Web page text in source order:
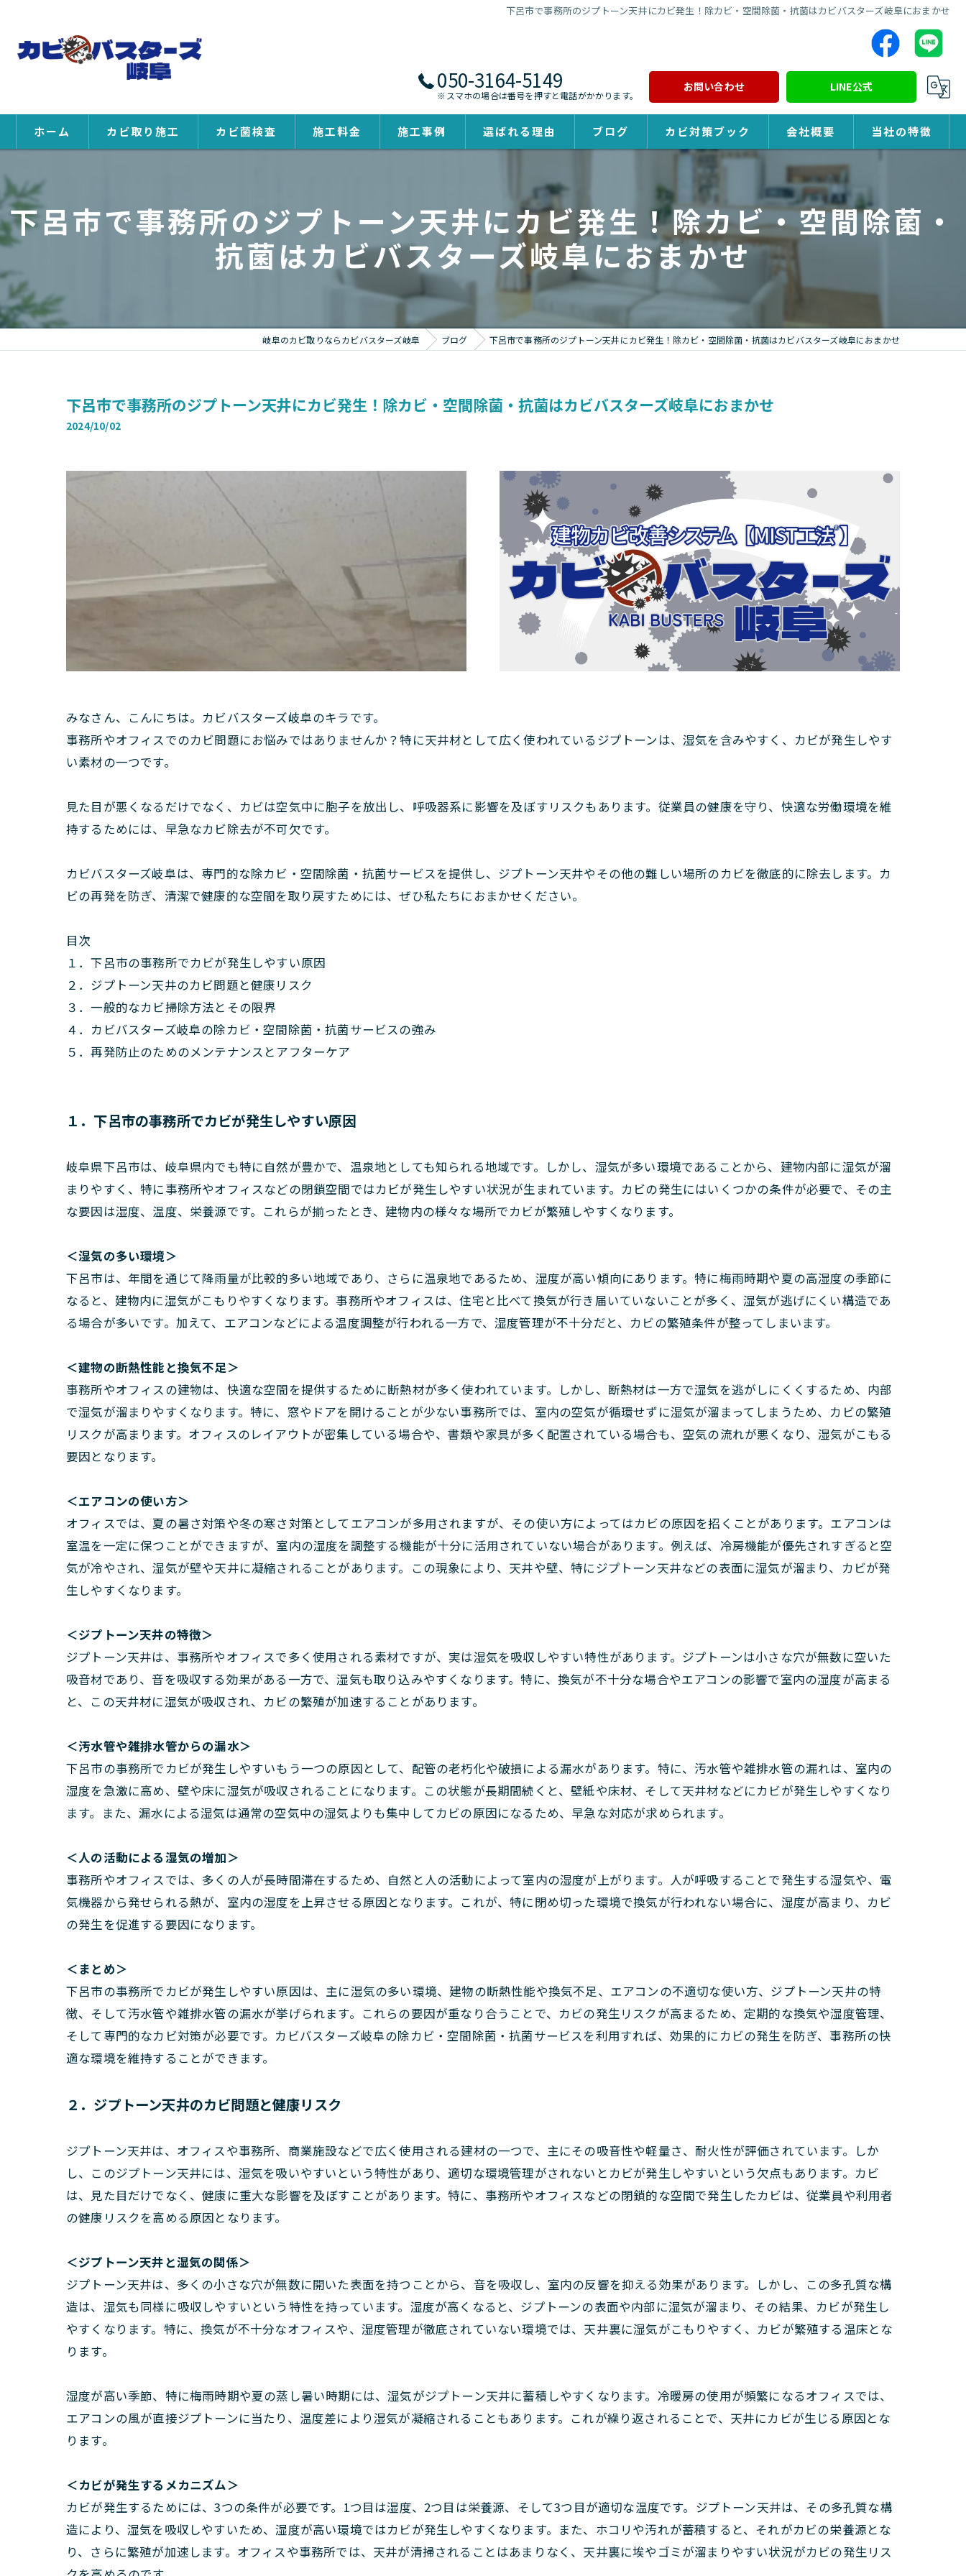
下呂市で事務所のジプトーン天井にカビ発生！除カビ・空間除菌・抗菌はカビバスターズ岐阜におまかせ
050-3164-5149
※スマホの場合は番号を押すと電話がかかります。
お問い合わせ LINE公式
ホーム カビ取り施工 カビ菌検査 施工料金 施工事例 選ばれる理由 ブログ カビ対策ブック 会社概要 当社の特徴
除カビ
下呂市で事務所のジプトーン天井にカビ発生！除カビ・空間除菌・
抗菌はカビバスターズ岐阜におまかせ
岐阜のカビ取りならカビバスターズ岐阜 ブログ 下呂市で事務所のジプトーン天井にカビ発生！除カビ・空間除菌・抗菌はカビバスターズ岐阜におまかせ
下呂市で事務所のジプトーン天井にカビ発生！除カビ・空間除菌・抗菌はカビバスターズ岐阜におまかせ
2024/10/02
みなさん、こんにちは。カビバスターズ岐阜のキラです。
事務所やオフィスでのカビ問題にお悩みではありませんか？特に天井材として広く使われているジプトーンは、湿気を含みやすく、カビが発生しやす
い素材の一つです。
見た目が悪くなるだけでなく、カビは空気中に胞子を放出し、呼吸器系に影響を及ぼすリスクもあります。従業員の健康を守り、快適な労働環境を維
持するためには、早急なカビ除去が不可欠です。
カビバスターズ岐阜は、専門的な除カビ・空間除菌・抗菌サービスを提供し、ジプトーン天井やその他の難しい場所のカビを徹底的に除去します。カ
ビの再発を防ぎ、清潔で健康的な空間を取り戻すためには、ぜひ私たちにおまかせください。
目次
１．下呂市の事務所でカビが発生しやすい原因
２．ジプトーン天井のカビ問題と健康リスク
３．一般的なカビ掃除方法とその限界
４．カビバスターズ岐阜の除カビ・空間除菌・抗菌サービスの強み
５．再発防止のためのメンテナンスとアフターケア
１．下呂市の事務所でカビが発生しやすい原因
岐阜県下呂市は、岐阜県内でも特に自然が豊かで、温泉地としても知られる地域です。しかし、湿気が多い環境であることから、建物内部に湿気が溜
まりやすく、特に事務所やオフィスなどの閉鎖空間ではカビが発生しやすい状況が生まれています。カビの発生にはいくつかの条件が必要で、その主
な要因は湿度、温度、栄養源です。これらが揃ったとき、建物内の様々な場所でカビが繁殖しやすくなります。
＜湿気の多い環境＞
下呂市は、年間を通じて降雨量が比較的多い地域であり、さらに温泉地であるため、湿度が高い傾向にあります。特に梅雨時期や夏の高湿度の季節に
なると、建物内に湿気がこもりやすくなります。事務所やオフィスは、住宅と比べて換気が行き届いていないことが多く、湿気が逃げにくい構造であ
る場合が多いです。加えて、エアコンなどによる温度調整が行われる一方で、湿度管理が不十分だと、カビの繁殖条件が整ってしまいます。
＜建物の断熱性能と換気不足＞
事務所やオフィスの建物は、快適な空間を提供するために断熱材が多く使われています。しかし、断熱材は一方で湿気を逃がしにくくするため、内部
で湿気が溜まりやすくなります。特に、窓やドアを開けることが少ない事務所では、室内の空気が循環せずに湿気が溜まってしまうため、カビの繁殖
リスクが高まります。オフィスのレイアウトが密集している場合や、書類や家具が多く配置されている場合も、空気の流れが悪くなり、湿気がこもる
要因となります。
＜エアコンの使い方＞
オフィスでは、夏の暑さ対策や冬の寒さ対策としてエアコンが多用されますが、その使い方によってはカビの原因を招くことがあります。エアコンは
室温を一定に保つことができますが、室内の湿度を調整する機能が十分に活用されていない場合があります。例えば、冷房機能が優先されすぎると空
気が冷やされ、湿気が壁や天井に凝縮されることがあります。この現象により、天井や壁、特にジプトーン天井などの表面に湿気が溜まり、カビが発
生しやすくなります。
＜ジプトーン天井の特徴＞
ジプトーン天井は、事務所やオフィスで多く使用される素材ですが、実は湿気を吸収しやすい特性があります。ジプトーンは小さな穴が無数に空いた
吸音材であり、音を吸収する効果がある一方で、湿気も取り込みやすくなります。特に、換気が不十分な場合やエアコンの影響で室内の湿度が高まる
と、この天井材に湿気が吸収され、カビの繁殖が加速することがあります。
＜汚水管や雑排水管からの漏水＞
下呂市の事務所でカビが発生しやすいもう一つの原因として、配管の老朽化や破損による漏水があります。特に、汚水管や雑排水管の漏れは、室内の
湿度を急激に高め、壁や床に湿気が吸収されることになります。この状態が長期間続くと、壁紙や床材、そして天井材などにカビが発生しやすくなり
ます。また、漏水による湿気は通常の空気中の湿気よりも集中してカビの原因になるため、早急な対応が求められます。
＜人の活動による湿気の増加＞
事務所やオフィスでは、多くの人が長時間滞在するため、自然と人の活動によって室内の湿度が上がります。人が呼吸することで発生する湿気や、電
気機器から発せられる熱が、室内の湿度を上昇させる原因となります。これが、特に閉め切った環境で換気が行われない場合に、湿度が高まり、カビ
の発生を促進する要因になります。
＜まとめ＞
下呂市の事務所でカビが発生しやすい原因は、主に湿気の多い環境、建物の断熱性能や換気不足、エアコンの不適切な使い方、ジプトーン天井の特
徴、そして汚水管や雑排水管の漏水が挙げられます。これらの要因が重なり合うことで、カビの発生リスクが高まるため、定期的な換気や湿度管理、
そして専門的なカビ対策が必要です。カビバスターズ岐阜の除カビ・空間除菌・抗菌サービスを利用すれば、効果的にカビの発生を防ぎ、事務所の快
適な環境を維持することができます。
２．ジプトーン天井のカビ問題と健康リスク
ジプトーン天井は、オフィスや事務所、商業施設などで広く使用される建材の一つで、主にその吸音性や軽量さ、耐火性が評価されています。しか
し、このジプトーン天井には、湿気を吸いやすいという特性があり、適切な環境管理がされないとカビが発生しやすいという欠点もあります。カビ
は、見た目だけでなく、健康に重大な影響を及ぼすことがあります。特に、事務所やオフィスなどの閉鎖的な空間で発生したカビは、従業員や利用者
の健康リスクを高める原因となります。
＜ジプトーン天井と湿気の関係＞
ジプトーン天井は、多くの小さな穴が無数に開いた表面を持つことから、音を吸収し、室内の反響を抑える効果があります。しかし、この多孔質な構
造は、湿気も同様に吸収しやすいという特性を持っています。湿度が高くなると、ジプトーンの表面や内部に湿気が溜まり、その結果、カビが発生し
やすくなります。特に、換気が不十分なオフィスや、湿度管理が徹底されていない環境では、天井裏に湿気がこもりやすく、カビが繁殖する温床とな
ります。
湿度が高い季節、特に梅雨時期や夏の蒸し暑い時期には、湿気がジプトーン天井に蓄積しやすくなります。冷暖房の使用が頻繁になるオフィスでは、
エアコンの風が直接ジプトーンに当たり、温度差により湿気が凝縮されることもあります。これが繰り返されることで、天井にカビが生じる原因とな
ります。
＜カビが発生するメカニズム＞
カビが発生するためには、3つの条件が必要です。1つ目は湿度、2つ目は栄養源、そして3つ目が適切な温度です。ジプトーン天井は、その多孔質な構
造により、湿気を吸収しやすいため、湿度が高い環境ではカビが発生しやすくなります。また、ホコリや汚れが蓄積すると、それがカビの栄養源とな
り、さらに繁殖が加速します。オフィスや事務所では、天井が清掃されることはあまりなく、天井裏に埃やゴミが溜まりやすい状況がカビの発生リス